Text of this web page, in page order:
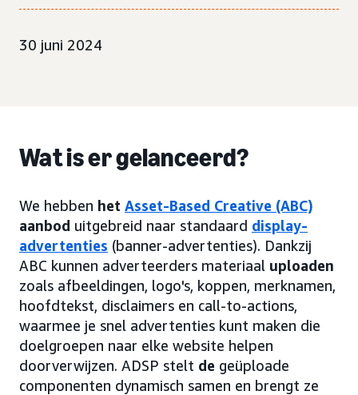
30 juni 2024
Wat is er gelanceerd?
We hebben het Asset-Based Creative (ABC)
aanbod uitgebreid naar standaard display-
advertenties (banner-advertenties). Dankzij
ABC kunnen adverteerders materiaal uploaden
zoals afbeeldingen, logo's, koppen, merknamen,
hoofdtekst, disclaimers en call-to-actions,
waarmee je snel advertenties kunt maken die
doelgroepen naar elke website helpen
doorverwijzen. ADSP stelt de geüploade
componenten dynamisch samen en brengt ze